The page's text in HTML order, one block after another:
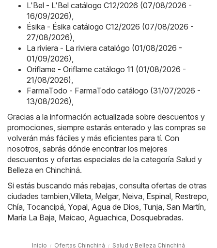
L'Bel - L'Bel catálogo C12/2026 (07/08/2026 -
16/09/2026),
Ésika - Ésika catálogo C12/2026 (07/08/2026 -
27/08/2026),
La riviera - La riviera catalógo (01/08/2026 -
01/09/2026),
Oriflame - Oriflame catálogo 11 (01/08/2026 -
21/08/2026),
FarmaTodo - FarmaTodo catálogo (31/07/2026 -
13/08/2026),
Gracias a la información actualizada sobre descuentos y
promociones, siempre estarás enterado y las compras se
volverán más fáciles y más eficientes para tí. Con
nosotros, sabrás dónde encontrar los mejores
descuentos y ofertas especiales de la categoría Salud y
Belleza en Chinchiná.
Si estás buscando más rebajas, consulta ofertas de otras
ciudades tambien,Villeta, Melgar, Neiva, Espinal, Restrepo,
Chía, Tocancipá, Yopal, Agua de Dios, Tunja, San Martín,
María La Baja, Maicao, Aguachica, Dosquebradas.
Inicio Ofertas Chinchiná Salud y Belleza Chinchiná